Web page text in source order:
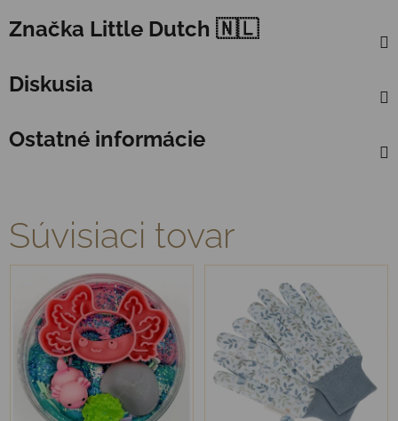
Značka Little Dutch 🇳🇱
Diskusia
Ostatné informácie
Súvisiaci tovar